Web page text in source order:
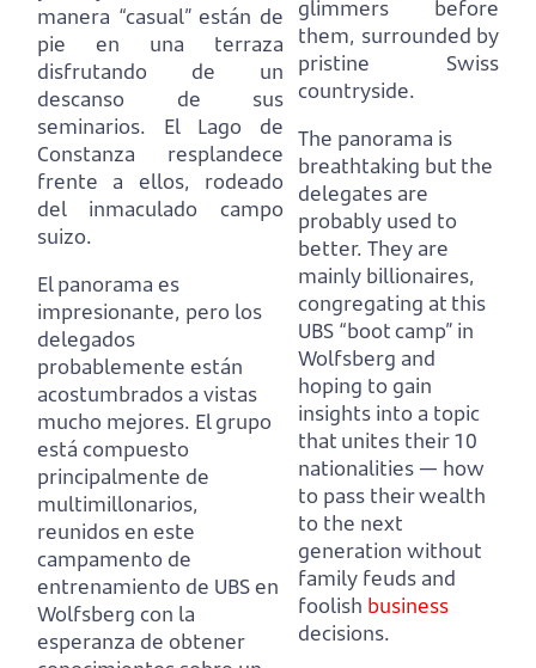
manera “casual” están de
pie en una terraza
disfrutando de un
descanso de sus
seminarios.
El Lago de
Constanza resplandece
frente a ellos, rodeado
del inmaculado campo
suizo.
El panorama es
impresionante, pero los
delegados
probablemente están
acostumbrados a vistas
mucho mejores. El grupo
está compuesto
principalmente de
multimillonarios,
reunidos en este
campamento de
entrenamiento de UBS en
Wolfsberg con la
esperanza de obtener
glimmers before
them, surrounded by
pristine Swiss
countryside.
The panorama is
breathtaking but the
delegates are
probably used to
better. They are
mainly billionaires,
congregating at this
UBS “boot camp” in
Wolfsberg and
hoping to gain
insights into a topic
that unites their 10
nationalities — how
to pass their wealth
to the next
generation without
family feuds and
foolish business
decisions.